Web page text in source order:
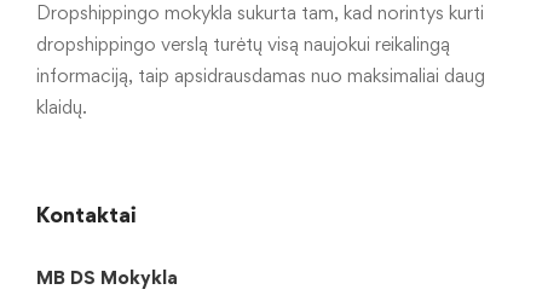
Dropshippingo mokykla sukurta tam, kad norintys kurti
dropshippingo verslą turėtų visą naujokui reikalingą
informaciją, taip apsidrausdamas nuo maksimaliai daug
klaidų.
Kontaktai
MB DS Mokykla